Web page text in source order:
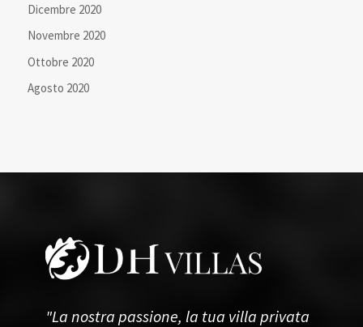
Dicembre 2020
Novembre 2020
Ottobre 2020
Agosto 2020
"La nostra passione, la tua villa privata